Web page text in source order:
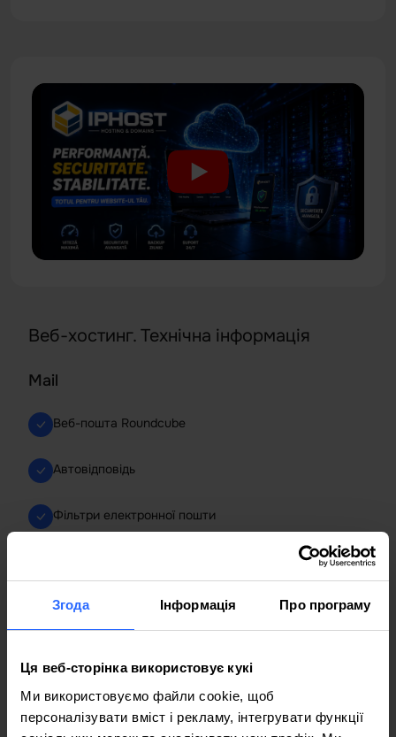
Згода Інформація Про програму
Ця веб-сторінка використовує кукі
Ми використовуємо файли cookie, щоб
персоналізувати вміст і рекламу, інтегрувати функції
Веб-хостинг. Технічна інформація
Mail
Веб-пошта Roundcube
Автовідповідь
Фільтри електронної пошти
E-mail через SSL/TLS
Imunify360